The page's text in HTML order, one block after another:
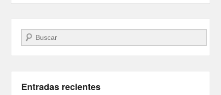
Buscar
Entradas recientes